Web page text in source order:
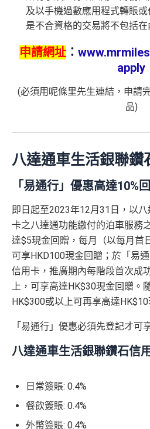
及以手機過數應用程式轉賬
是不合資格的交易將不包括在
申請網址 ：
apply
(必須用呢條里先生連結，申請
品)
八達通車生活銀聯鑽
「易通行」優惠高達10%
即日起至2023年12月31日，以
卡之八達通功能繳付的泊車服務
達$5現金回贈，每月（以每月首
可享HKD100現金回贈；於「易
信用卡，推廣期內每階段首次成
上，可享高達HK$30現金回贈。
HK$300或以上可再享高達HK$10
「易通行」優惠必須先登記才可
八達通車生活銀聯鑽石信
日常簽賬: 0.4%
餐飲簽賬: 0.4%
外幣簽賬: 0.4%